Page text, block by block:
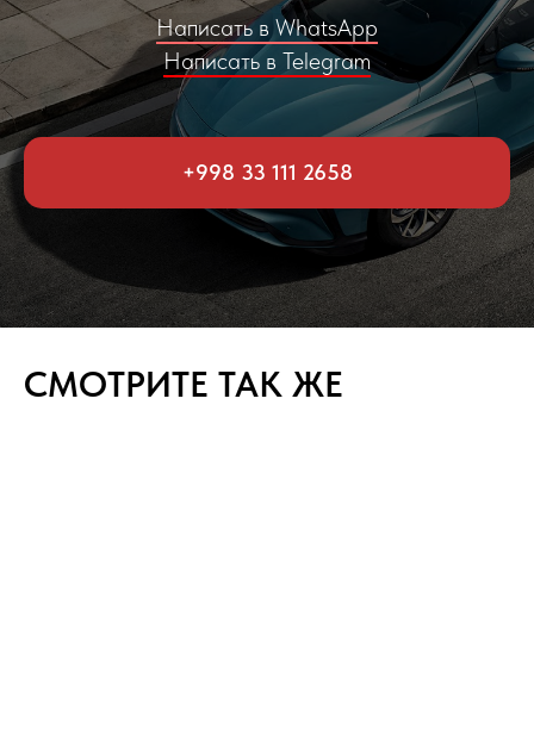
Написать в WhatsApp
Написать в Telegram
+998 33 111 2658
СМОТРИТЕ ТАК ЖЕ